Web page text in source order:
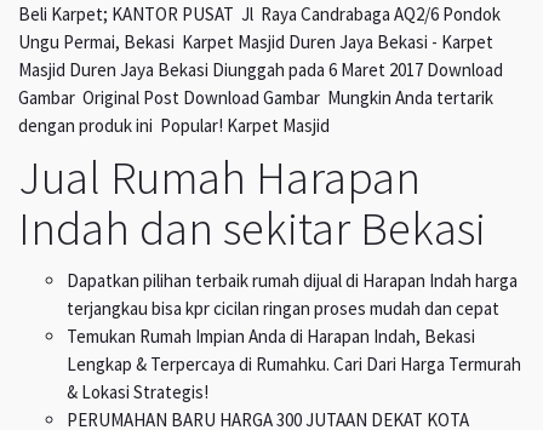
Beli Karpet; KANTOR PUSAT Jl Raya Candrabaga AQ2/6 Pondok
Ungu Permai, Bekasi Karpet Masjid Duren Jaya Bekasi - Karpet
Masjid Duren Jaya Bekasi Diunggah pada 6 Maret 2017 Download
Gambar Original Post Download Gambar Mungkin Anda tertarik
dengan produk ini Popular! Karpet Masjid
Jual Rumah Harapan
Indah dan sekitar Bekasi
Dapatkan pilihan terbaik rumah dijual di Harapan Indah harga
terjangkau bisa kpr cicilan ringan proses mudah dan cepat
Temukan Rumah Impian Anda di Harapan Indah, Bekasi
Lengkap & Terpercaya di Rumahku. Cari Dari Harga Termurah
& Lokasi Strategis!
PERUMAHAN BARU HARGA 300 JUTAAN DEKAT KOTA